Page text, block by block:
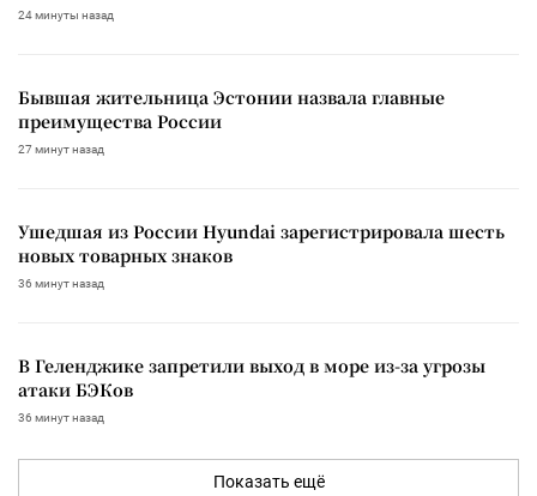
24 минуты назад
Бывшая жительница Эстонии назвала главные
преимущества России
27 минут назад
Ушедшая из России Hyundai зарегистрировала шесть
новых товарных знаков
36 минут назад
В Геленджике запретили выход в море из-за угрозы
атаки БЭКов
36 минут назад
Показать ещё